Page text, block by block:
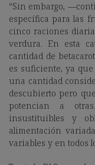
“Sin embargo,
específica para las
cinco raciones
verdura. En esta
cantidad de
es suficiente, ya
una cantidad
descubierto pero
potencian a
insustituibles y
alimentación
variables y en todos